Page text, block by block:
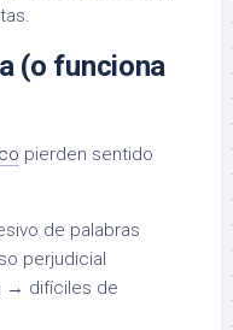
(o funciona
pierden sentido
de palabras
perjudicial
→ difíciles de